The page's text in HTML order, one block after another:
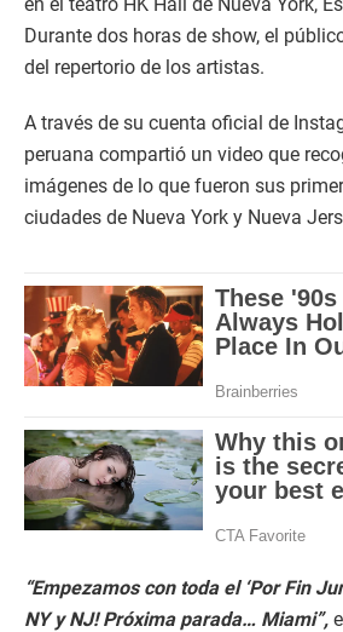
Durante dos horas de show, el
del repertorio de los artistas.
A través de su cuenta oficial de
peruana compartió un video que
imágenes de lo que fueron sus
ciudades de Nueva York y Nueva
“Empezamos con toda el ‘Por Fin
NY y NJ! Próxima parada… Miami”,